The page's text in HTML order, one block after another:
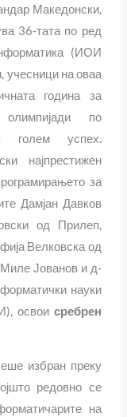
Македонски,
36-тата по ред
(ИОИ
учесници на оваа
година за
по
голем успех.
најпрестижен
за
Дамјан Давков
од Прилеп,
Велковска од
Јованов и д-
науки
освоисребрен
избран преку
редовно се
на